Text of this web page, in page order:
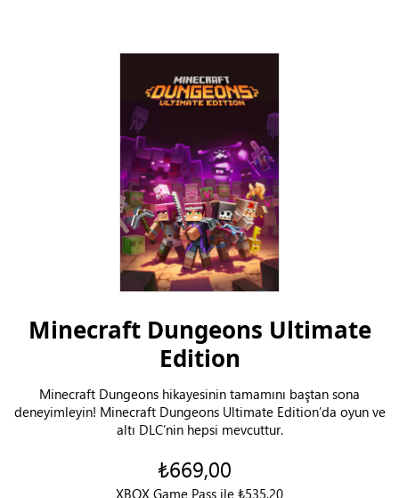
Minecraft Dungeons Ultimate
Edition
Minecraft Dungeons hikayesinin tamamını baştan sona
deneyimleyin! Minecraft Dungeons Ultimate Edition’da oyun ve
altı DLC’nin hepsi mevcuttur.
₺669,00
XBOX Game Pass ile ₺535,20